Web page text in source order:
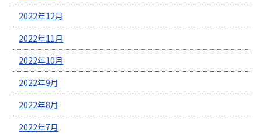
2022年12月
2022年11月
2022年10月
2022年9月
2022年8月
2022年7月